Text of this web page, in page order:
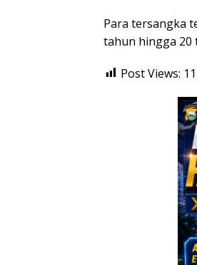
Para tersangka
tahun hingga 20
Post Views: